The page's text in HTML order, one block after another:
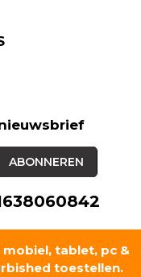
tablet, pc &
toestellen.